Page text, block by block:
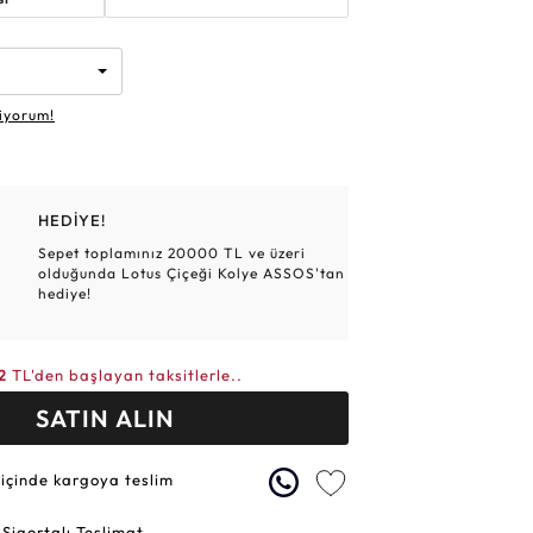
HEDİYE!
Sepet toplamınız 20000 TL ve üzeri
olduğunda Lotus Çiçeği Kolye ASSOS'tan
hediye!
TL'den başlayan taksitlerle..
SATIN ALIN
kargoya teslim